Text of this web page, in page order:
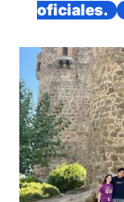
oficiales.